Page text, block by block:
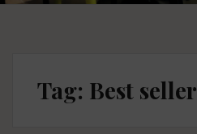
Tag: Best seller